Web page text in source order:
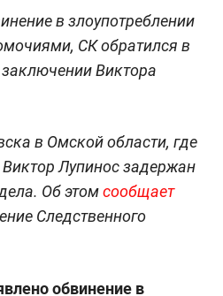
в злоупотреблении
СК обратился в
Виктора
в Омской области, где
Лупинос задержан
Об этомсообщает
Следственного
обвинение в